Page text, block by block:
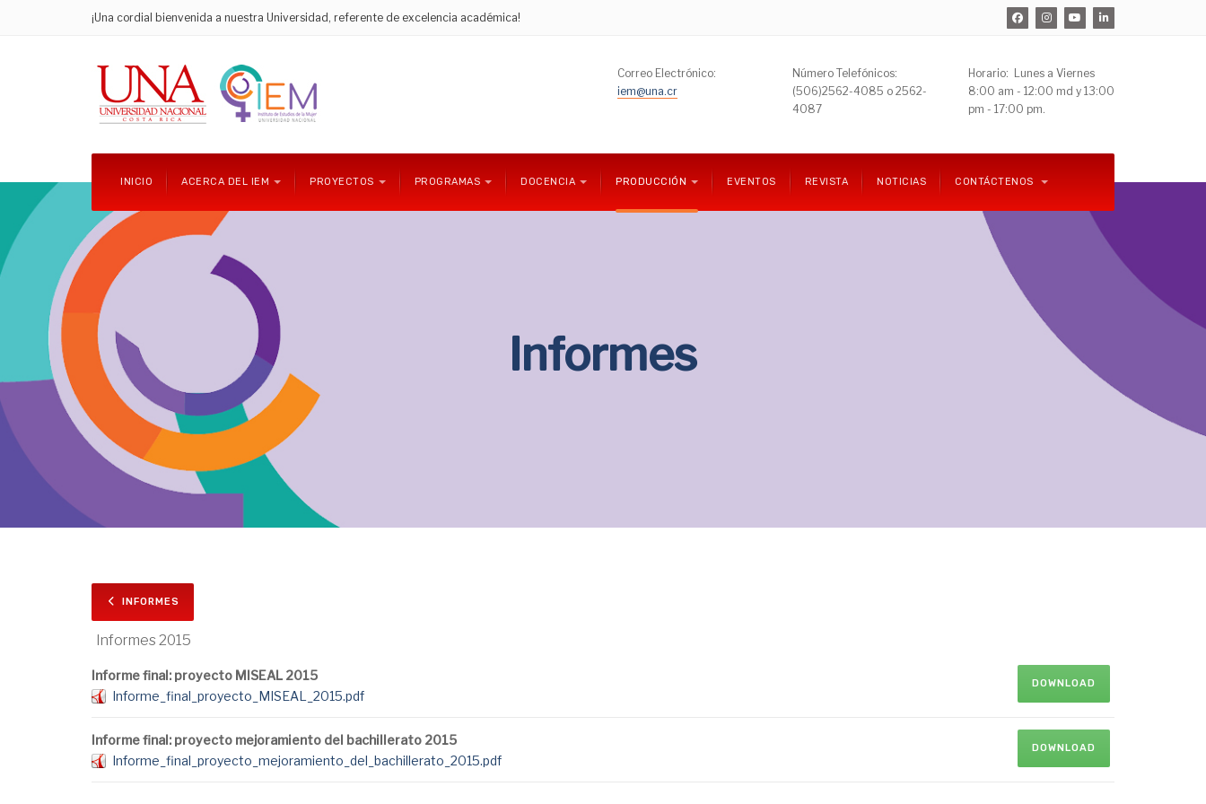
¡Una cordial bienvenida a nuestra Universidad, referente de excelencia académica!
Correo Electrónico:
iem@una.cr
Número Telefónicos:
(506)2562-4085 o 2562-
4087
Horario: Lunes a Viernes
8:00 am - 12:00 md y 13:00
pm - 17:00 pm.
INICIO ACERCA DEL IEM PROYECTOS PROGRAMAS DOCENCIA PRODUCCIÓN EVENTOS REVISTA NOTICIAS CONTÁCTENOS
Informes
INFORMES
Informes 2015
Informe final: proyecto MISEAL 2015
Informe_final_proyecto_MISEAL_2015.pdf
DOWNLOAD
Informe final: proyecto mejoramiento del bachillerato 2015
Informe_final_proyecto_mejoramiento_del_bachillerato_2015.pdf
DOWNLOAD